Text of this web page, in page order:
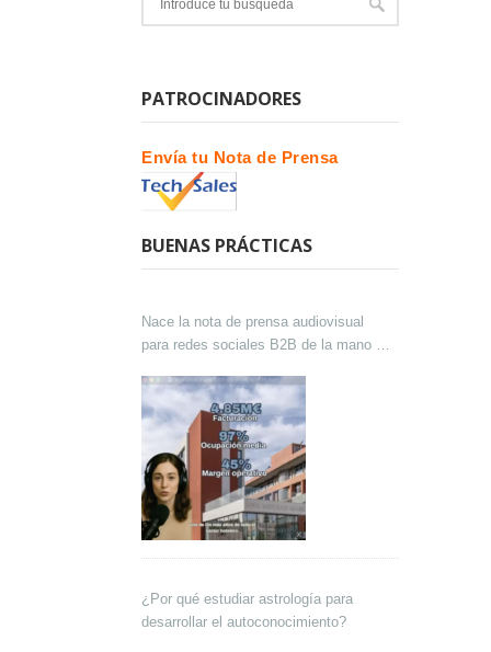
PATROCINADORES
Envía tu Nota de Prensa
BUENAS PRÁCTICAS
Nace la nota de prensa audiovisual
para redes sociales B2B de la mano de
¿Por qué estudiar astrología para
desarrollar el autoconocimiento?